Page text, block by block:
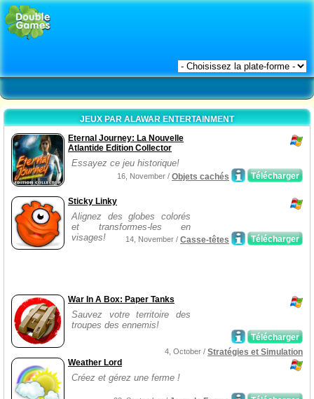
JEUX PAR ALAWAR ENTERTAINMENT
Eternal Journey: La Nouvelle
Atlantide Edition Collector
Essayez ce jeu historique!
Télécharger
16, November / Objets cachés
Sticky Linky
Alignez des globes colorés
et transformes-les en
visages!
Télécharger
14, November / Casse-têtes
War In A Box: Paper Tanks
Sauvez votre territoire des
troupes des ennemis!
Télécharger
4, October / Stratégies et Simulation
Weather Lord
Créez et gérez une ferme !